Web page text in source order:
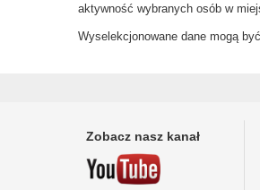
aktywność wybranych osób w
Wyselekcjonowane dane mogą
Zobacz nasz kanał